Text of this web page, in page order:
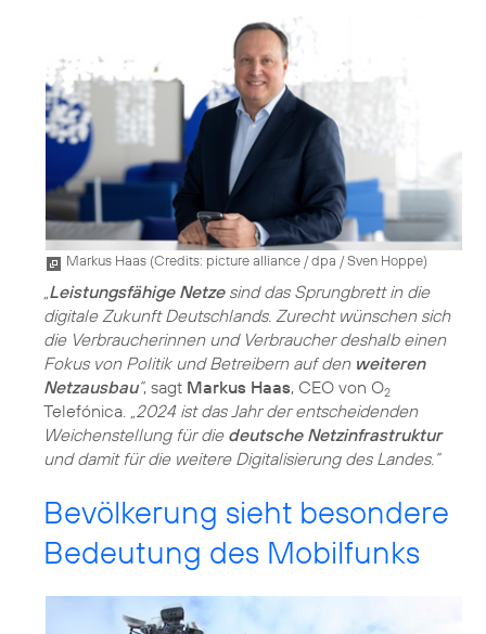
Markus Haas (Credits: picture alliance / dpa / Sven Hoppe)
„Leistungsfähige Netzesind das Sprungbrett in die
digitale Zukunft Deutschlands. Zurecht wünschen sich
die Verbraucherinnen und Verbraucher deshalb einen
Fokus von Politik und Betreibern auf den weiteren
Netzausbau“, sagt Markus Haas, CEO von O2
Telefónica. „2024 ist das Jahr der entscheidenden
Weichenstellung für die deutsche Netzinfrastruktur
und damit für die weitere Digitalisierung des Landes.“
Bevölkerung sieht besondere
Bedeutung des Mobilfunks